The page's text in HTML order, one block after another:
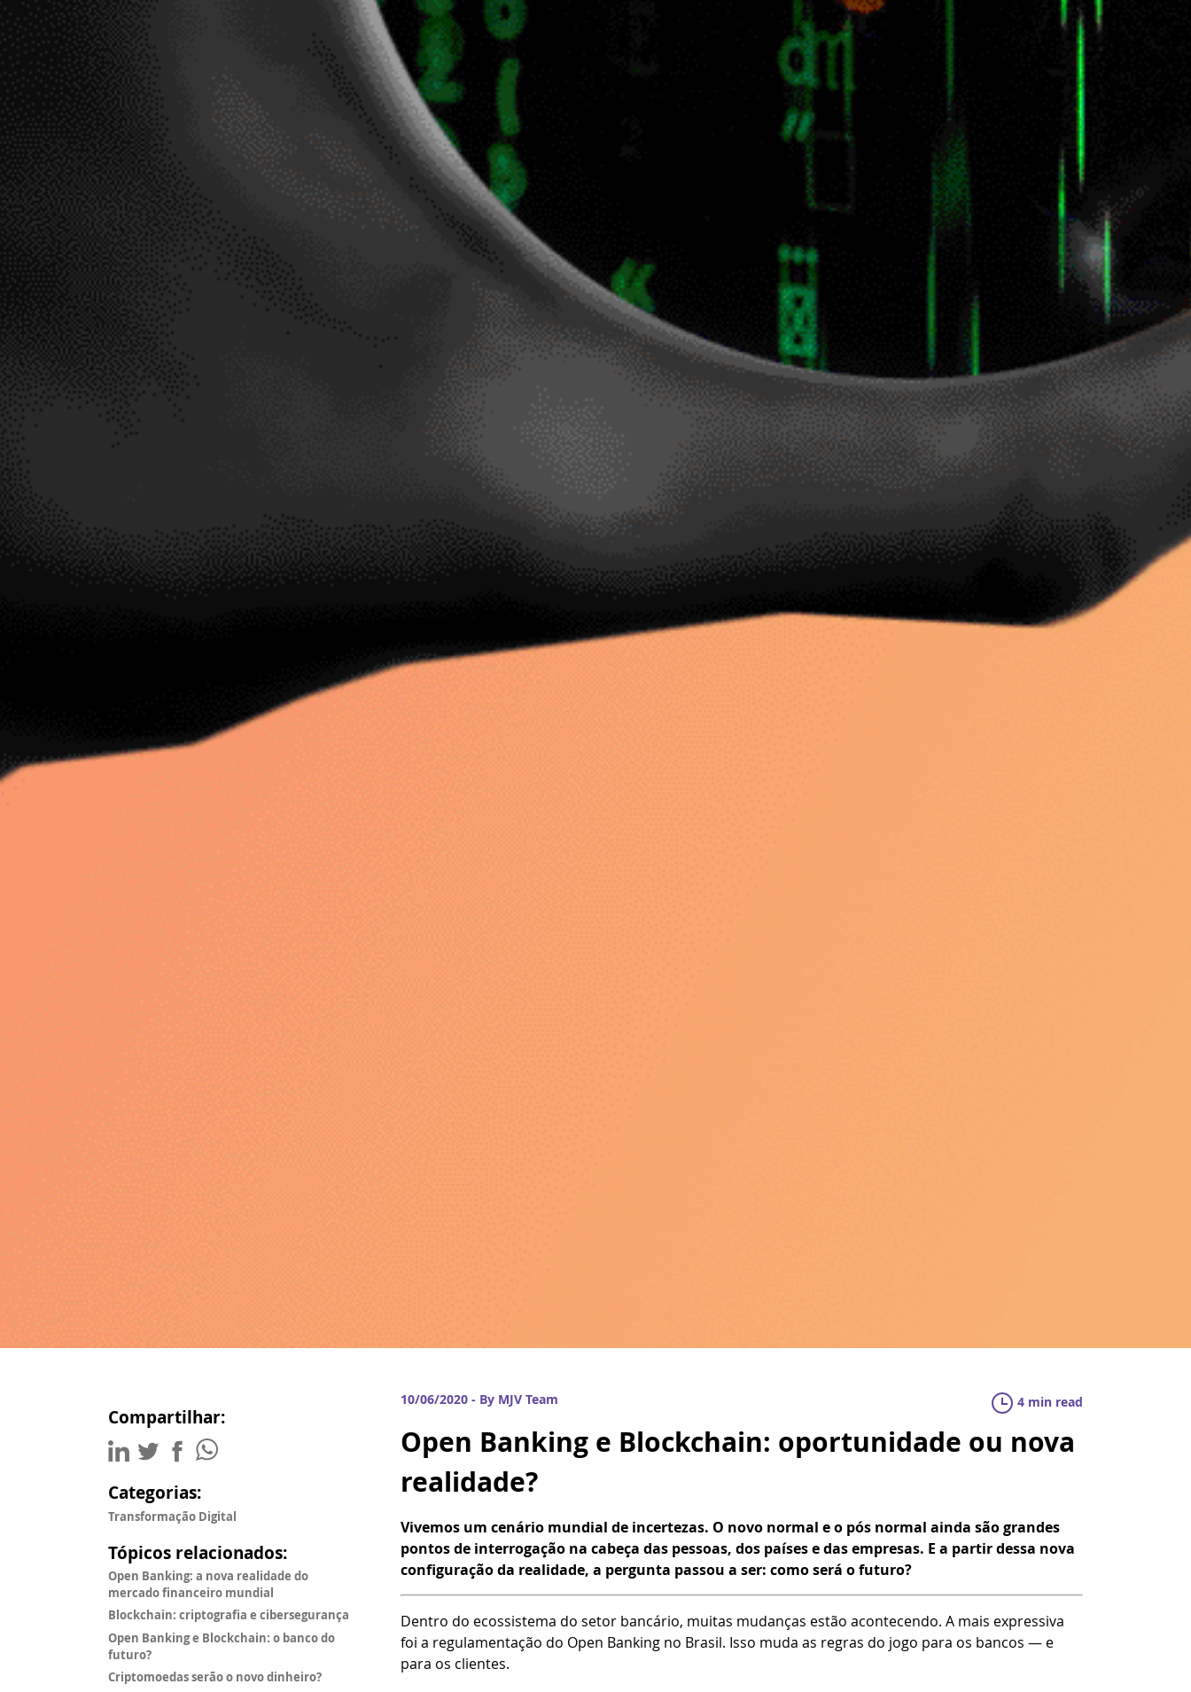
Compartilhar:
Categorias:
Transformação Digital
Tópicos relacionados:
Open Banking: a nova realidade do
mercado financeiro mundial
Blockchain: criptografia e cibersegurança
Open Banking e Blockchain: o banco do
futuro?
Criptomoedas serão o novo dinheiro?
10/06/2020 - By MJV Team 4 min read
Open Banking e Blockchain: oportunidade ou nova
realidade?
Vivemos um cenário mundial de incertezas. O novo normal e o pós normal ainda são grandes
pontos de interrogação na cabeça das pessoas, dos países e das empresas. E a partir dessa nova
configuração da realidade, a pergunta passou a ser: como será o futuro?
Dentro do ecossistema do setor bancário, muitas mudanças estão acontecendo. A mais expressiva
foi a regulamentação do Open Banking no Brasil. Isso muda as regras do jogo para os bancos — e
para os clientes.